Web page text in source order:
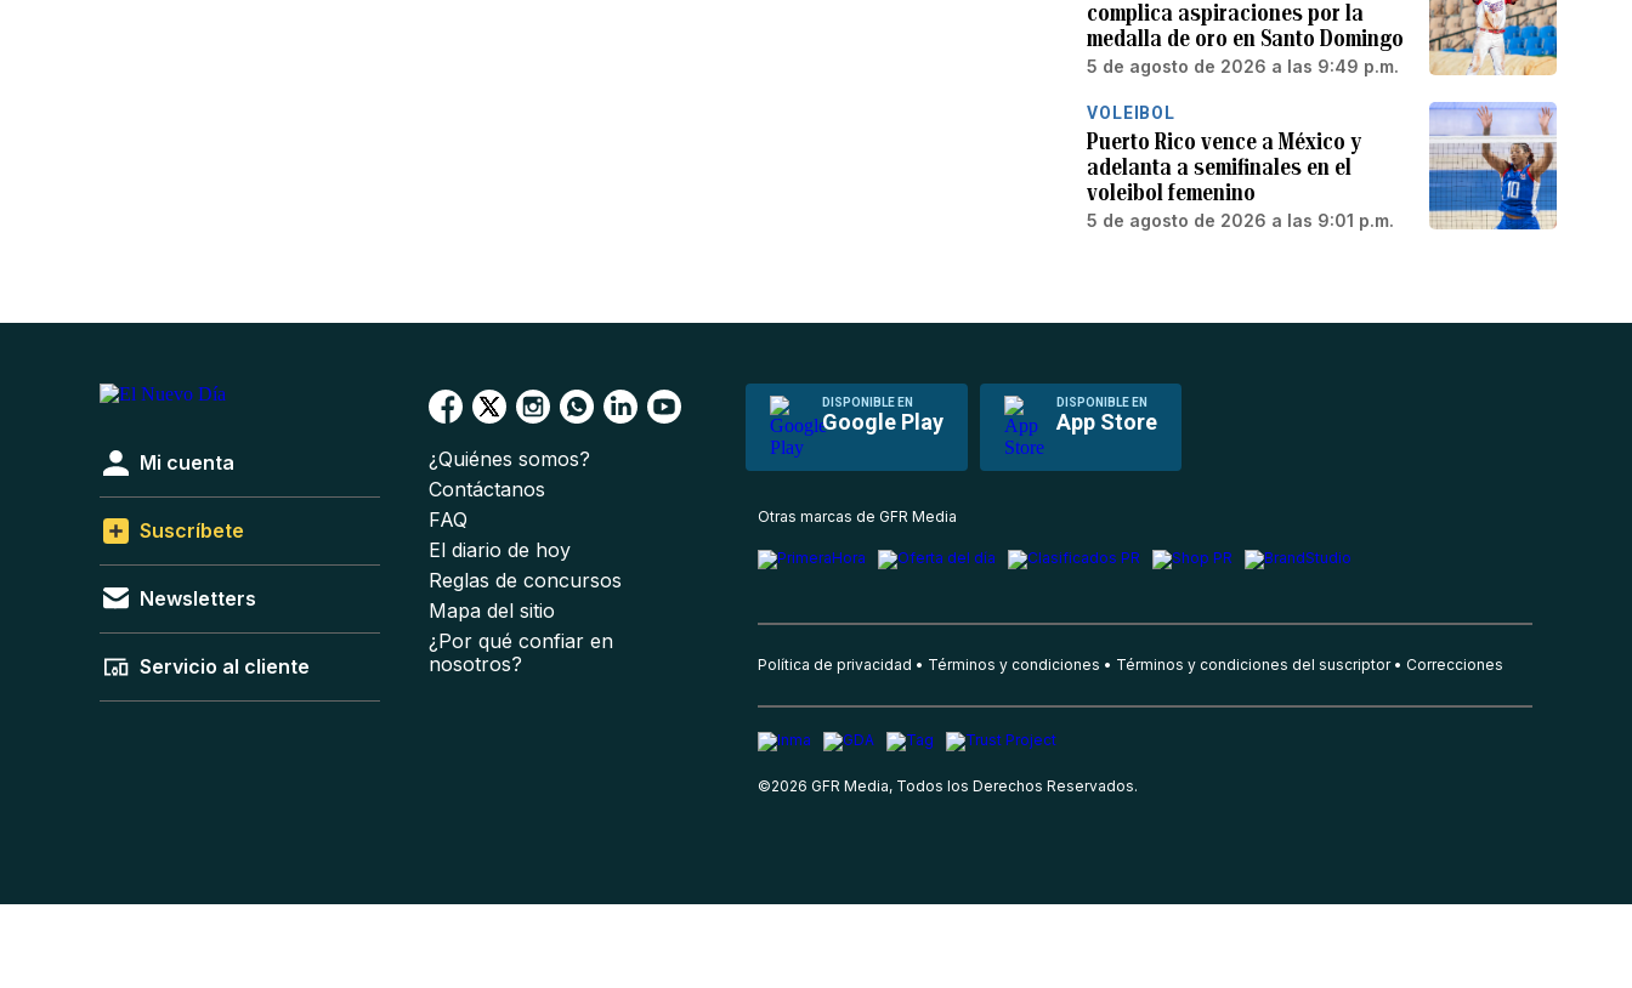
complica aspiraciones por la
medalla de oro en Santo Domingo
5 de agosto de 2026 a las 9:49 p.m.
VOLEIBOL
Puerto Rico vence a México y
adelanta a semifinales en el
voleibol femenino
5 de agosto de 2026 a las 9:01 p.m.
DISPONIBLE EN
Google Play
DISPONIBLE EN
App Store
Mi cuenta
Suscríbete
Newsletters
Servicio al cliente
¿Quiénes somos?
Contáctanos
FAQ
El diario de hoy
Reglas de concursos
Mapa del sitio
¿Por qué confiar en
nosotros?
Otras marcas de GFR Media
Política de privacidad Términos y condiciones Términos y condiciones del suscriptor Correcciones
©2026 GFR Media, Todos los Derechos Reservados.